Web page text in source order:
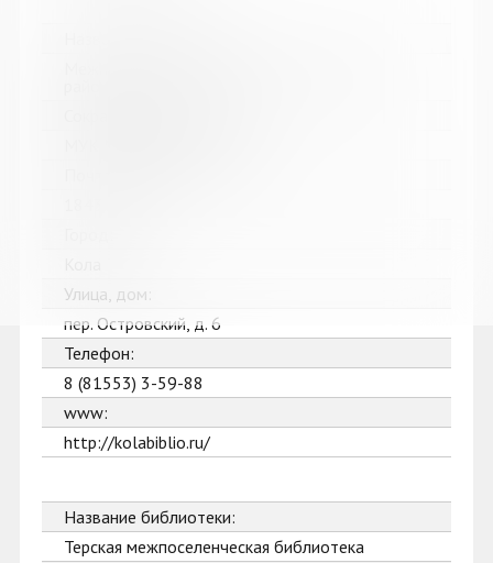
Улица, дом:
пер. Островский, д. 6
Телефон:
8 (81553) 3-59-88
www:
http://kolabiblio.ru/
Название библиотеки:
Терская межпоселенческая библиотека